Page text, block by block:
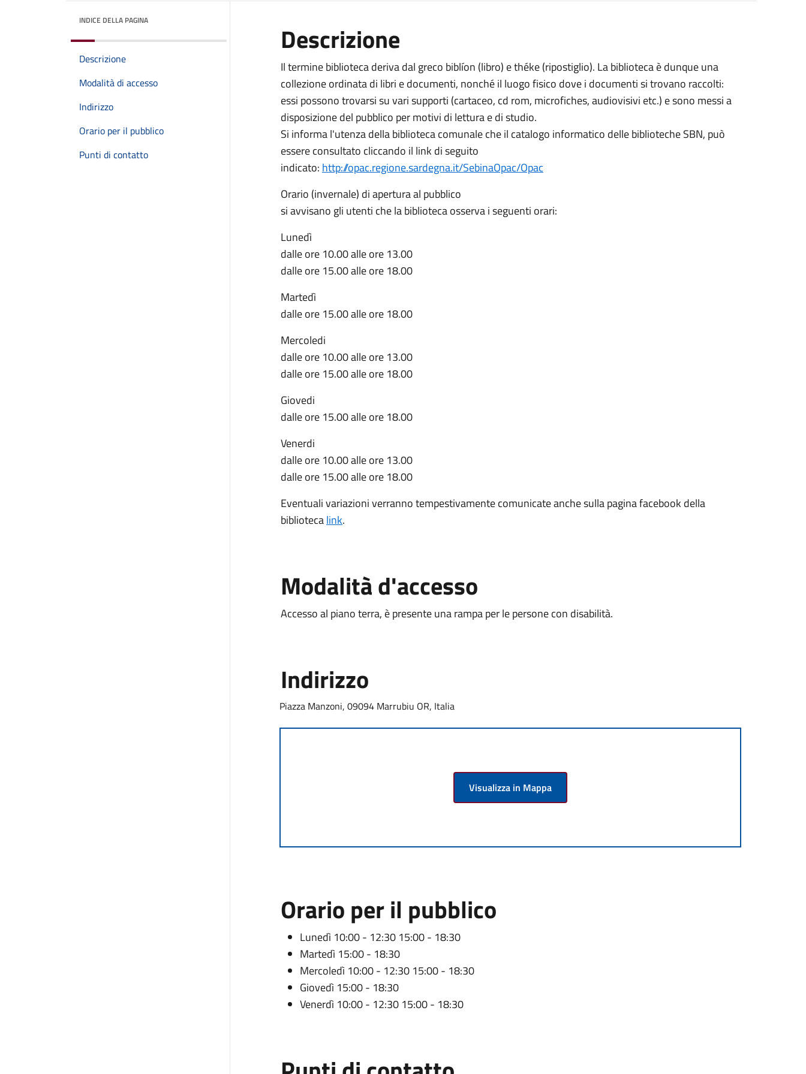
INDICE DELLA PAGINA
Descrizione
Modalità di accesso
Indirizzo
Orario per il pubblico
Punti di contatto
Descrizione
Il termine biblioteca deriva dal greco biblíon (libro) e théke (ripostiglio). La biblioteca è dunque una
collezione ordinata di libri e documenti, nonché il luogo fisico dove i documenti si trovano raccolti:
essi possono trovarsi su vari supporti (cartaceo, cd rom, microfiches, audiovisivi etc.) e sono messi a
disposizione del pubblico per motivi di lettura e di studio.
Si informa l'utenza della biblioteca comunale che il catalogo informatico delle biblioteche SBN, può
essere consultato cliccando il link di seguito
indicato: http://opac.regione.sardegna.it/SebinaOpac/Opac
Orario (invernale) di apertura al pubblico
si avvisano gli utenti che la biblioteca osserva i seguenti orari:
Lunedì
dalle ore 10.00 alle ore 13.00
dalle ore 15.00 alle ore 18.00
Martedì
dalle ore 15.00 alle ore 18.00
Mercoledi
dalle ore 10.00 alle ore 13.00
dalle ore 15.00 alle ore 18.00
Giovedi
dalle ore 15.00 alle ore 18.00
Venerdi
dalle ore 10.00 alle ore 13.00
dalle ore 15.00 alle ore 18.00
Eventuali variazioni verranno tempestivamente comunicate anche sulla pagina facebook della
bibliotecalink.
Modalità d'accesso
Accesso al piano terra, è presente una rampa per le persone con disabilità.
Indirizzo
Piazza Manzoni, 09094 Marrubiu OR, Italia
Visualizza in Mappa
Orario per il pubblico
Lunedì 10:00 - 12:30 15:00 - 18:30
Martedì 15:00 - 18:30
Mercoledì 10:00 - 12:30 15:00 - 18:30
Giovedì 15:00 - 18:30
Venerdì 10:00 - 12:30 15:00 - 18:30